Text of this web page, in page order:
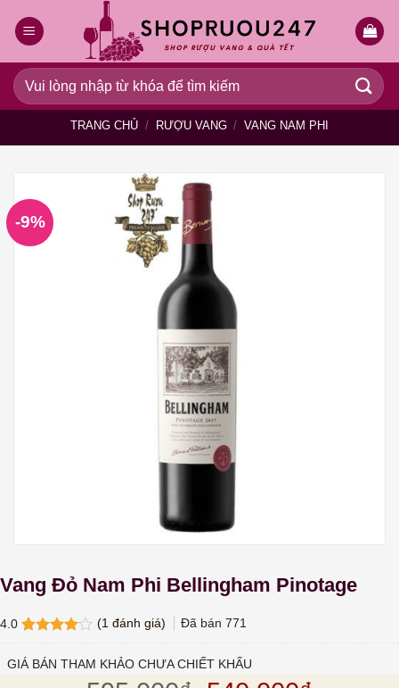
qua
dung
Tìm
kiếm:
TRANG CHỦ / RƯỢU VANG / VANG NAM PHI
-9%
Vang Đỏ Nam Phi Bellingham Pinotage
4.0
5 dựa
(1 đánh giá) Đã bán 771
GIÁ BÁN THAM KHẢO CHƯA CHIẾT KHẤU